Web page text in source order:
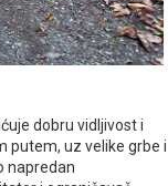
dobru vidljivost i
putem, uz velike grbe i
napredan